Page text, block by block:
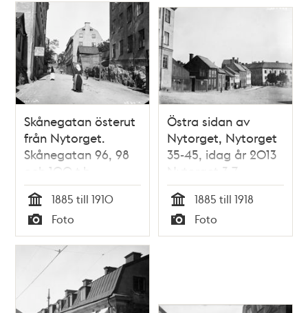
Skånegatan österut
från Nytorget.
Skånegatan 96, 98
och 100 t.h
Tid
1885 till 1910
Typ
Foto
Östra sidan av
Nytorget, Nytorget
35-45, idag år 2013
Nytorget 3-7.
Tid
1885 till 1918
Typ
Foto